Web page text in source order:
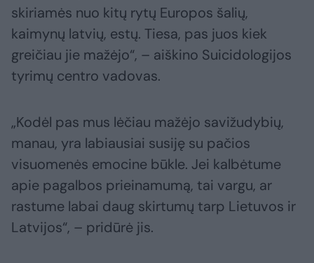
skiriamės nuo kitų rytų Europos šalių,
kaimynų latvių, estų. Tiesa, pas juos kiek
greičiau jie mažėjo“, – aiškino Suicidologijos
tyrimų centro vadovas.
„Kodėl pas mus lėčiau mažėjo savižudybių,
manau, yra labiausiai susiję su pačios
visuomenės emocine būkle. Jei kalbėtume
apie pagalbos prieinamumą, tai vargu, ar
rastume labai daug skirtumų tarp Lietuvos ir
Latvijos“, – pridūrė jis.